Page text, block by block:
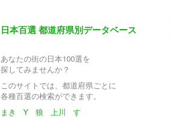
日本百選 都道府県別データベース
あなたの街の日本100選を
探してみませんか？
このサイトでは、都道府県ごとに
各種百選の検索ができます。
まき
Y 狼 上川 す